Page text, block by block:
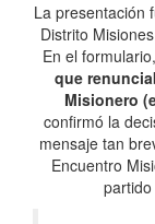
La presentación
Distrito
En el formulario,
que
Misionero
confirmó la
mensaje tan
Encuentro